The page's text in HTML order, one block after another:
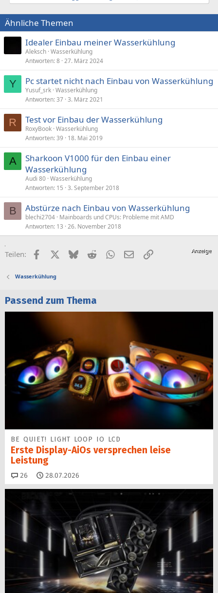
Ähnliche Themen
Idealer Einbau meiner Wasserkühlung
Aleksch Wasserkühlung
Antworten 8 27. März 2024
Y Pc startet nicht nach Einbau von Wasserkühlung
Yusuf_srk Wasserkühlung
Antworten 37 3. März 2021
R Test vor Einbau der Wasserkühlung
RoxyBook Wasserkühlung
Antworten 39 18. Mai 2019
A
Sharkoon V1000 für den Einbau einer
Wasserkühlung
Audi 80 Wasserkühlung
Antworten 15 3. September 2018
B Abstürze nach Einbau von Wasserkühlung
blechi2704 Mainboards und CPUs: Probleme mit AMD
Antworten 13 26. November 2018
Teilen: FacebookX (Twitter)
BlueskyRedditWhatsApp
E-MailLink
Wasserkühlung
Passend zum Thema
BE QUIET! LIGHT LOOP IO LCD
Erste Display-AiOs versprechen leise
Leistung
26 Kommentare
28.07.2026